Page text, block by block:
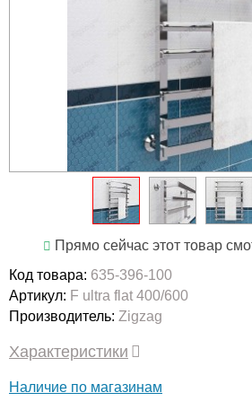
Прямо сейчас этот товар
Код товара: 635-396-100
Артикул: F ultra flat 400/600
Производитель: Zigzag
Характеристики
Наличие по магазинам